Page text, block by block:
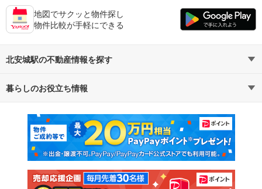
地図でサクッと物件探し
物件比較が手軽にできる
北安城駅の不動産情報を探す
不動産・住宅
新築マンション 中古マンション
新築一戸建て 中古一戸建て
注文住宅 土地
暮らしのお役立ち情報
マンションカタログ 教えて！住まいの先生